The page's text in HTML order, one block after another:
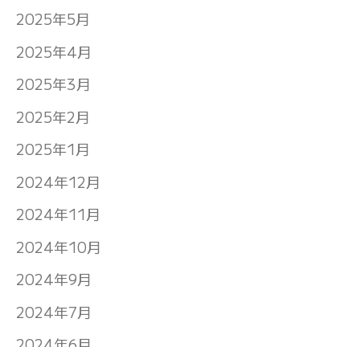
2025年5月
2025年4月
2025年3月
2025年2月
2025年1月
2024年12月
2024年11月
2024年10月
2024年9月
2024年7月